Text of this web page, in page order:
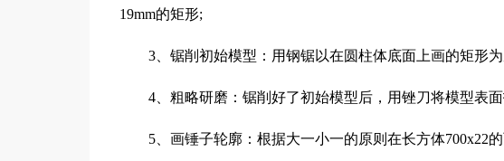
19mm的矩形;
3、锯削初始模型：用钢锯以在圆柱体底面上画的矩形
4、粗略研磨：锯削好了初始模型后，用锉刀将模型表
5、画锤子轮廓：根据大一小一的原则在长方体700x22